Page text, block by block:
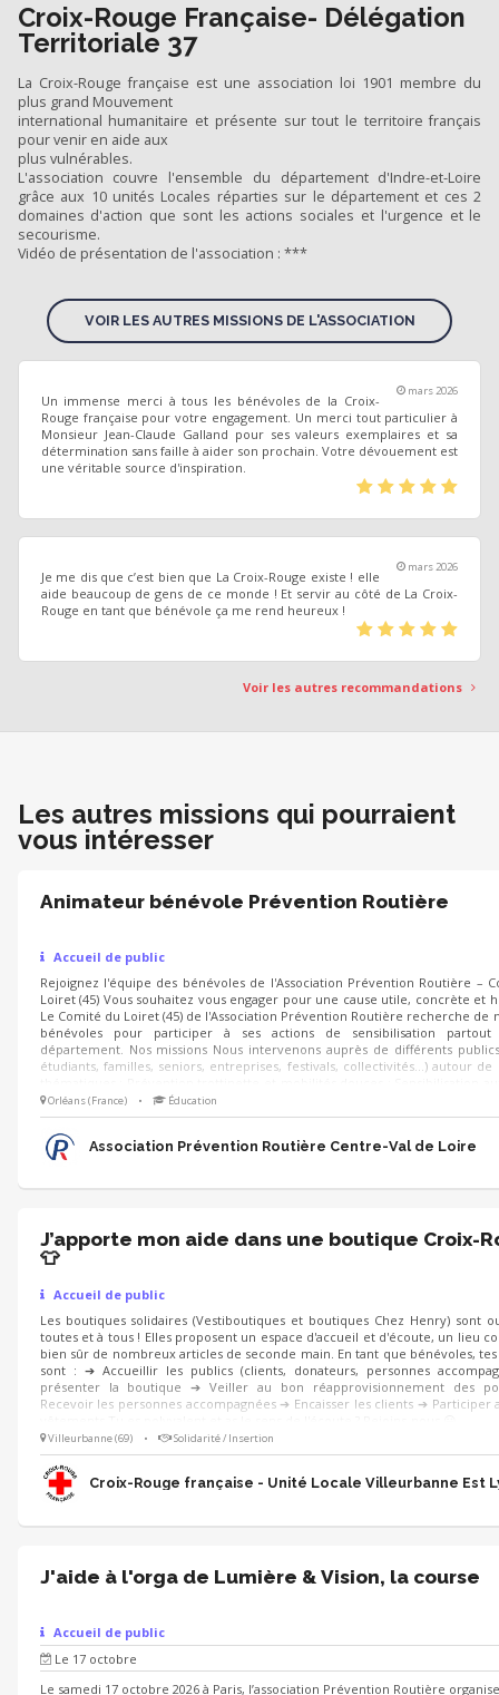
Croix-Rouge Française- Délégation
Territoriale 37
La Croix-Rouge française est une association loi 1901 membre du
plus grand Mouvement
international humanitaire et présente sur tout le territoire français
pour venir en aide aux
plus vulnérables.
L'association couvre l'ensemble du département d'Indre-et-Loire
grâce aux 10 unités Locales réparties sur le département et ces 2
domaines d'action que sont les actions sociales et l'urgence et le
secourisme.
Vidéo de présentation de l'association : ***
VOIR LES AUTRES MISSIONS DE L'ASSOCIATION
mars 2026
Un immense merci à tous les bénévoles de la Croix-
Rouge française pour votre engagement. Un merci tout particulier à
Monsieur Jean-Claude Galland pour ses valeurs exemplaires et sa
détermination sans faille à aider son prochain. Votre dévouement est
une véritable source d'inspiration.
(*)(*)(*)(*)(*)
mars 2026
Je me dis que c’est bien que La Croix-Rouge existe ! elle
aide beaucoup de gens de ce monde ! Et servir au côté de La Croix-
Rouge en tant que bénévole ça me rend heureux !
(*)(*)(*)(*)(*)
Voir les autres recommandations
Les autres missions qui pourraient
vous intéresser
Animateur bénévole Prévention Routière
Accueil de public
Rejoignez l'équipe des bénévoles de l'Association Prévention Routière –
Loiret (45) Vous souhaitez vous engager pour une cause utile, concrète et
Le Comité du Loiret (45) de l'Association Prévention Routière recherche de
bénévoles pour participer à ses actions de sensibilisation
département. Nos missions Nous intervenons auprès de différents
étudiants, familles, seniors, entreprises, festivals, collectivités…) autour de
liés à l'alcool et à la conduite ; Réflexes, visibilité et sécurité routière ;
et ateliers pédag
Orléans (France) • Éducation
Association Prévention Routière Centre-Val de Loire
J’apporte mon aide dans une boutique Croix-
👕
Accueil de public
Les boutiques solidaires (Vestiboutiques et boutiques Chez Henry) sont
toutes et à tous ! Elles proposent un espace d'accueil et d'écoute, un lieu
bien sûr de nombreux articles de seconde main. En tant que bénévoles, tes
sont : ➔ Accueillir les publics (clients, donateurs, personnes
présenter la boutique ➔ Veiller au bon réapprovisionnement des
Recevoir les personnes accompagnées ➔ Encaisser les clients ➔ Participer
Villeurbanne (69) • Solidarité / Insertion
Croix-Rouge française - Unité Locale Villeurbanne Est
J'aide à l'orga de Lumière & Vision, la course
Accueil de public
Le 17 octobre
Le samedi 17 octobre 2026 à Paris, l’association Prévention Routière